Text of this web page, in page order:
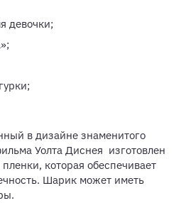
девочки;
в дизайне знаменитого
Уолта Диснея изготовлен
которая обеспечивает
Шарик может иметь